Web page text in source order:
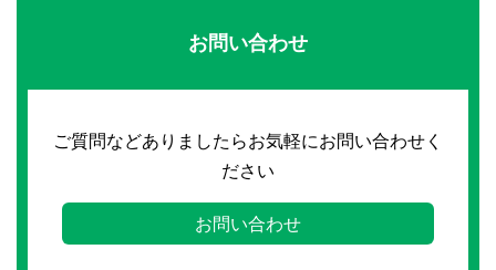
お問い合わせ
ご質問などありましたらお気軽にお問い合わせく
ださい
お問い合わせ